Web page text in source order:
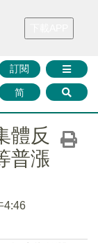
華證券 媒體矩陣
訂閱
简
體反
普漲
4:46